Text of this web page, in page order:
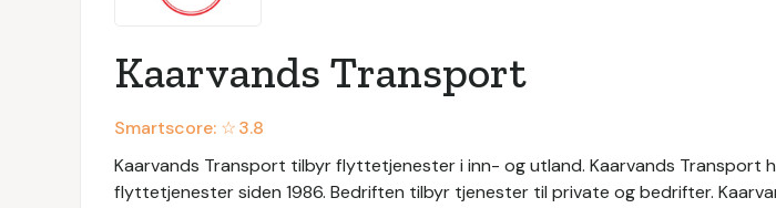
Kaarvands Transport
Smartscore: ☆3.8
Kaarvands Transport tilbyr flyttetjenester i inn- og utland. Kaarvands Transport
flyttetjenester siden 1986. Bedriften tilbyr tjenester til private og bedrifter.